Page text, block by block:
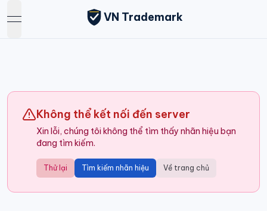
open navigation menu
VN Trademark
Không thể kết nối đến server
Xin lỗi, chúng tôi không thể tìm thấy nhãn hiệu bạn
đang tìm kiếm.
Thử lại Tìm kiếm nhãn hiệu Về trang chủ